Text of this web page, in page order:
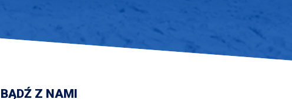
BĄDŹ Z NAMI